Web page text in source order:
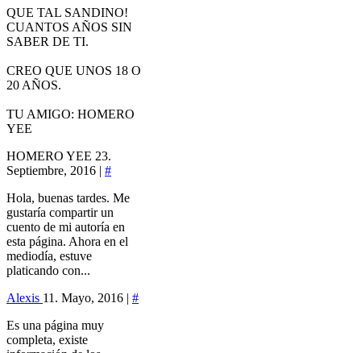
QUE TAL SANDINO!
CUANTOS AÑOS SIN
SABER DE TI.
CREO QUE UNOS 18 O
20 AÑOS.
TU AMIGO: HOMERO
YEE
HOMERO YEE 23.
Septiembre, 2016 | #
Hola, buenas tardes. Me
gustaría compartir un
cuento de mi autoría en
esta página. Ahora en el
mediodía, estuve
platicando con...
Alexis 11. Mayo, 2016 | #
Es una página muy
completa, existe